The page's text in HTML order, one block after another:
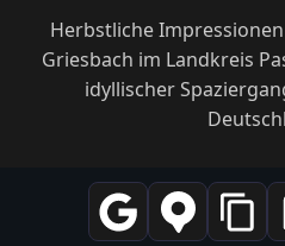
Herbstliche
Griesbach im Landkreis
idyllischer